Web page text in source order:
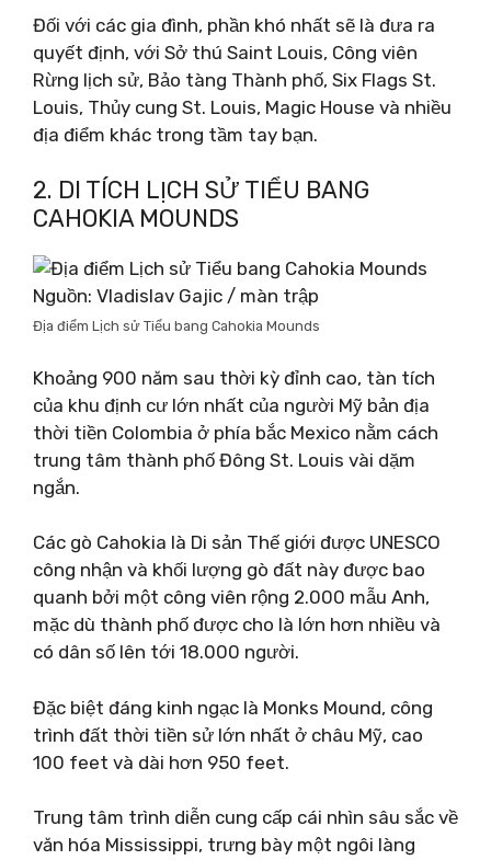
Đối với các gia đình, phần khó nhất sẽ là đưa ra
quyết định, với Sở thú Saint Louis, Công viên
Rừng lịch sử, Bảo tàng Thành phố, Six Flags St.
Louis, Thủy cung St. Louis, Magic House và nhiều
địa điểm khác trong tầm tay bạn.
2. DI TÍCH LỊCH SỬ TIỂU BANG
CAHOKIA MOUNDS
Nguồn: Vladislav Gajic / màn trập
Địa điểm Lịch sử Tiểu bang Cahokia Mounds
Khoảng 900 năm sau thời kỳ đỉnh cao, tàn tích
của khu định cư lớn nhất của người Mỹ bản địa
thời tiền Colombia ở phía bắc Mexico nằm cách
trung tâm thành phố Đông St. Louis vài dặm
ngắn.
Các gò Cahokia là Di sản Thế giới được UNESCO
công nhận và khối lượng gò đất này được bao
quanh bởi một công viên rộng 2.000 mẫu Anh,
mặc dù thành phố được cho là lớn hơn nhiều và
có dân số lên tới 18.000 người.
Đặc biệt đáng kinh ngạc là Monks Mound, công
trình đất thời tiền sử lớn nhất ở châu Mỹ, cao
100 feet và dài hơn 950 feet.
Trung tâm trình diễn cung cấp cái nhìn sâu sắc về
văn hóa Mississippi, trưng bày một ngôi làng